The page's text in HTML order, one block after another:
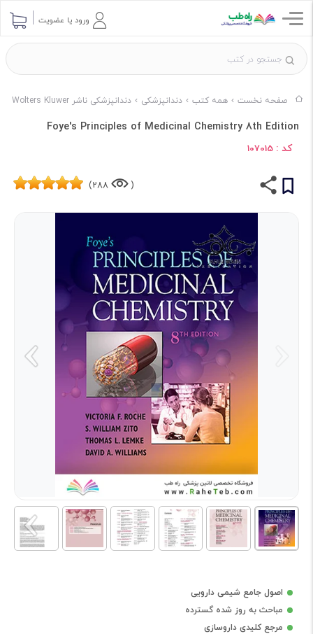
ورود یا عضویت
صفحه نخست همه کتب دندانپزشکی دندانپزشکی ناشر Wolters Kluwer
Foye's Principles of Medicinal Chemistry 8th Edition
کد : 107015
(
288)
اصول جامع شیمی دارویی
مباحث به روز شده گسترده
مرجع کلیدی داروسازی